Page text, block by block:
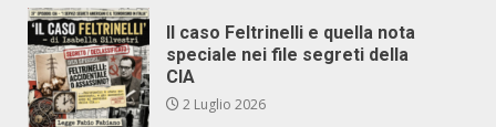
Il caso Feltrinelli e quella nota
speciale nei file segreti della
CIA
2 Luglio 2026